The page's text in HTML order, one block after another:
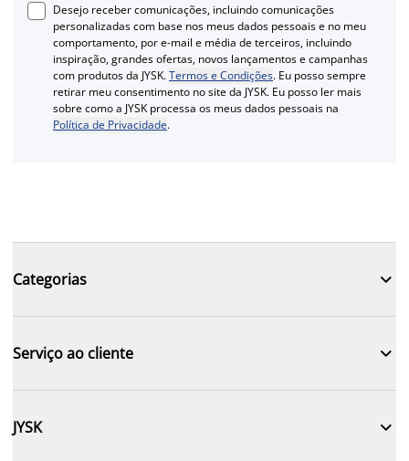
Desejo receber comunicações, incluindo comunicações
personalizadas com base nos meus dados pessoais e no meu
comportamento, por e-mail e média de terceiros, incluindo
inspiração, grandes ofertas, novos lançamentos e campanhas
com produtos da JYSK.Termos e Condições. Eu posso sempre
retirar meu consentimento no site da JYSK. Eu posso ler mais
sobre como a JYSK processa os meus dados pessoais na
Política de Privacidade.
Categorias 
Serviço ao cliente 
JYSK 